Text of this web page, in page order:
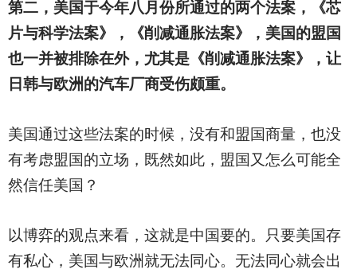
第二，美国于今年八月份所通过的两个法案，《芯
片与科学法案》，《削减通胀法案》，美国的盟国
也一并被排除在外，尤其是《削减通胀法案》，让
日韩与欧洲的汽车厂商受伤颇重。
美国通过这些法案的时候，没有和盟国商量，也没
有考虑盟国的立场，既然如此，盟国又怎么可能全
然信任美国？
以博弈的观点来看，这就是中国要的。只要美国存
有私心，美国与欧洲就无法同心。无法同心就会出